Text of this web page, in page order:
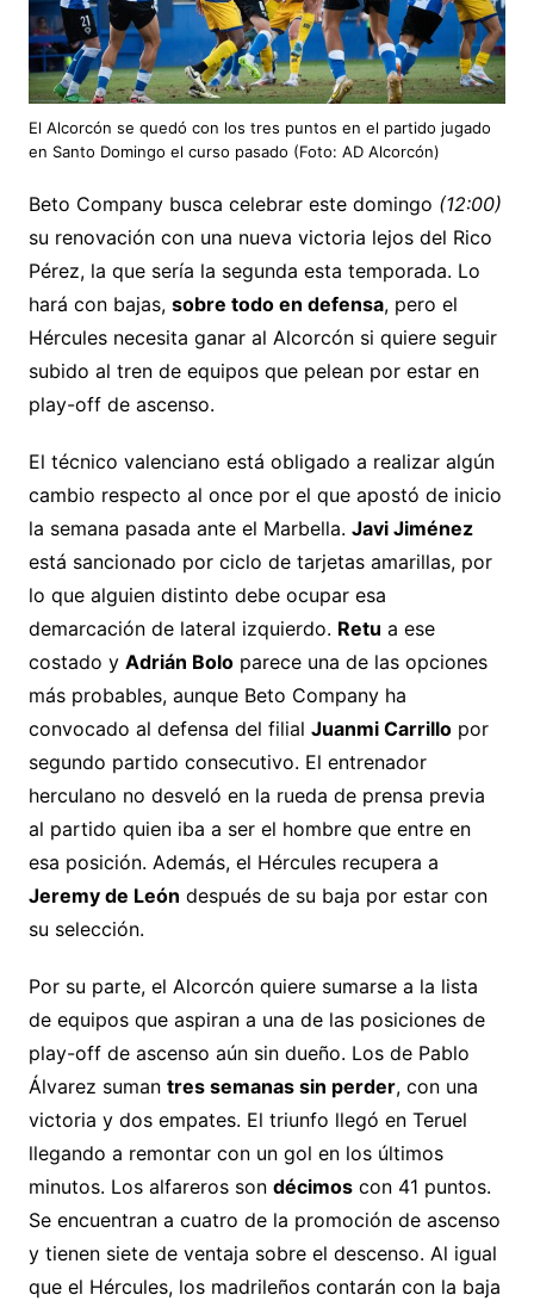
El Alcorcón se quedó con los tres puntos en el partido jugado
en Santo Domingo el curso pasado (Foto: AD Alcorcón)
Beto Company busca celebrar este domingo (12:00)
su renovación con una nueva victoria lejos del Rico
Pérez, la que sería la segunda esta temporada. Lo
hará con bajas, sobre todo en defensa, pero el
Hércules necesita ganar al Alcorcón si quiere seguir
subido al tren de equipos que pelean por estar en
play-off de ascenso.
El técnico valenciano está obligado a realizar algún
cambio respecto al once por el que apostó de inicio
la semana pasada ante el Marbella. Javi Jiménez
está sancionado por ciclo de tarjetas amarillas, por
lo que alguien distinto debe ocupar esa
demarcación de lateral izquierdo. Retu a ese
costado y Adrián Boloparece una de las opciones
más probables, aunque Beto Company ha
convocado al defensa del filial Juanmi Carrillopor
segundo partido consecutivo. El entrenador
herculano no desveló en la rueda de prensa previa
al partido quien iba a ser el hombre que entre en
esa posición. Además, el Hércules recupera a
Jeremy de León después de su baja por estar con
su selección.
Por su parte, el Alcorcón quiere sumarse a la lista
de equipos que aspiran a una de las posiciones de
play-off de ascenso aún sin dueño. Los de Pablo
Álvarez suman tres semanas sin perder, con una
victoria y dos empates. El triunfo llegó en Teruel
llegando a remontar con un gol en los últimos
minutos. Los alfareros son décimoscon 41 puntos.
Se encuentran a cuatro de la promoción de ascenso
y tienen siete de ventaja sobre el descenso. Al igual
que el Hércules, los madrileños contarán con la baja